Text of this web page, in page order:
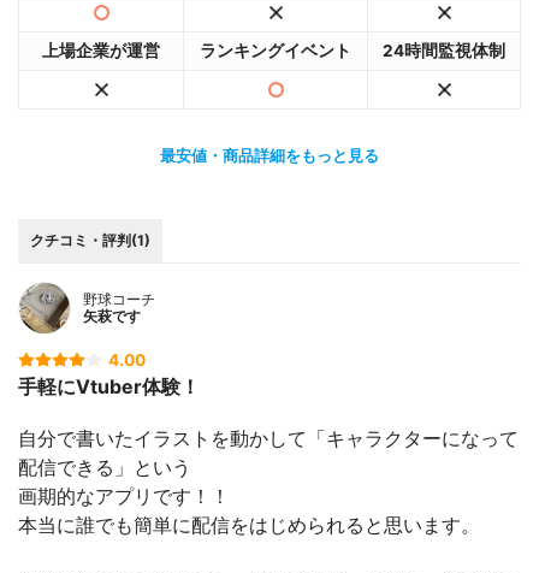
上場企業が運営 ランキングイベント 24時間監視体制
最安値・商品詳細をもっと見る
クチコミ・評判(1)
野球コーチ
矢萩です
4.00
手軽にVtuber体験！
自分で書いたイラストを動かして「キャラクターになって
配信できる」という
画期的なアプリです！！
本当に誰でも簡単に配信をはじめられると思います。